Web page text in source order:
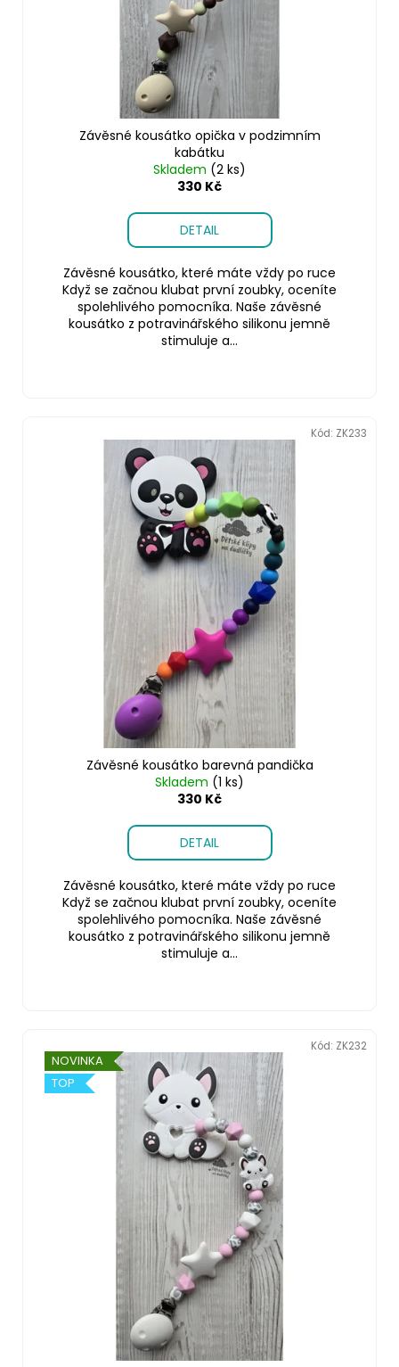
Závěsné kousátko opička v podzimním
kabátku
Skladem (2 ks)
330 Kč
DETAIL
Závěsné kousátko, které máte vždy po ruce
Když se začnou klubat první zoubky, oceníte
spolehlivého pomocníka. Naše závěsné
kousátko z potravinářského silikonu jemně
stimuluje a...
Závěsné kousátko barevná pandička
Skladem (1 ks)
330 Kč
DETAIL
Závěsné kousátko, které máte vždy po ruce
Když se začnou klubat první zoubky, oceníte
spolehlivého pomocníka. Naše závěsné
kousátko z potravinářského silikonu jemně
stimuluje a...
Kód: ZK233
NOVINKA
TOP
Kód: ZK232